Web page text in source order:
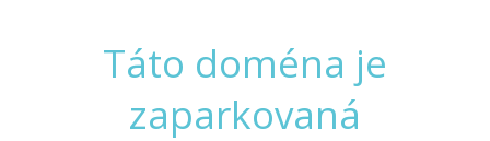
Táto doména je
zaparkovaná